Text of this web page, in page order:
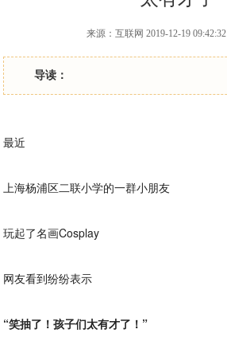
来源：互联网 2019-12-19 09:42:32
导读：
最近
上海杨浦区二联小学的一群小朋友
玩起了名画Cosplay
网友看到纷纷表示
“笑抽了！孩子们太有才了！”